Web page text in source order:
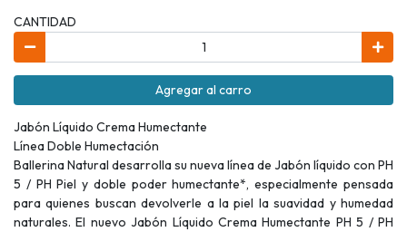
CANTIDAD
Agregar al carro
Jabón Líquido Crema Humectante
Línea Doble Humectación
Ballerina Natural desarrolla su nueva línea de Jabón líquido con PH
5 / PH Piel y doble poder humectante*, especialmente pensada
para quienes buscan devolverle a la piel la suavidad y humedad
naturales. El nuevo Jabón Líquido Crema Humectante PH 5 / PH